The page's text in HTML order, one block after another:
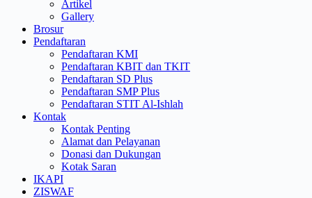
Artikel
Gallery
Brosur
Pendaftaran
Pendaftaran KMI
Pendaftaran KBIT dan TKIT
Pendaftaran SD Plus
Pendaftaran SMP Plus
Pendaftaran STIT Al-Ishlah
Kontak
Kontak Penting
Alamat dan Pelayanan
Donasi dan Dukungan
Kotak Saran
IKAPI
ZISWAF